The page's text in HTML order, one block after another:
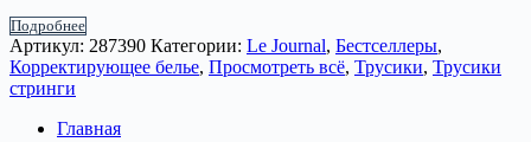
Подробнее
Артикул: 287390 Категории: Le Journal, Бестселлеры,
Корректирующее белье, Просмотреть всё, Трусики, Трусики
стринги
Главная